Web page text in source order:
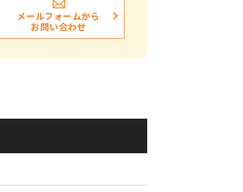
メールフォームから
お問い合わせ